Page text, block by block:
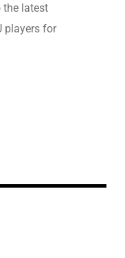
the latest
players for